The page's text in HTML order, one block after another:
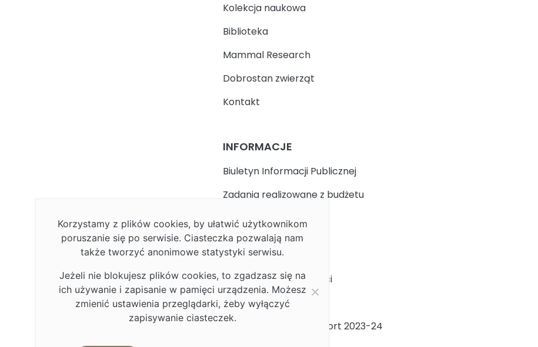
Kolekcja naukowa
Biblioteka
Mammal Research
Dobrostan zwierząt
Kontakt
INFORMACJE
Biuletyn Informacji Publicznej
Zadania realizowane z budżetu
Facebook
Polityka prywatności
Deklaracja dostępności
Plan Równości Płci
Plan Równości Płci Raport 2023-24
Korzystamy z plików cookies, by ułatwić użytkownikom
poruszanie się po serwisie. Ciasteczka pozwalają nam
także tworzyć anonimowe statystyki serwisu.
Jeżeli nie blokujesz plików cookies, to zgadzasz się na
ich używanie i zapisanie w pamięci urządzenia. Możesz
zmienić ustawienia przeglądarki, żeby wyłączyć
zapisywanie ciasteczek.